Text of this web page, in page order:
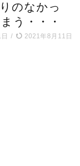
のなかっ
う・・・
/ 2021年8月11日